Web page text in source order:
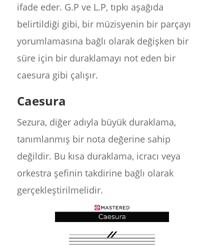
ifade eder. G.P ve L.P, tıpkı aşağıda
belirtildiği gibi, bir müzisyenin bir parçayı
yorumlamasına bağlı olarak değişken bir
süre için bir duraklamayı not eden bir
caesura gibi çalışır.
Caesura
Sezura, diğer adıyla büyük duraklama,
tanımlanmış bir nota değerine sahip
değildir. Bu kısa duraklama, icracı veya
orkestra şefinin takdirine bağlı olarak
gerçekleştirilmelidir.